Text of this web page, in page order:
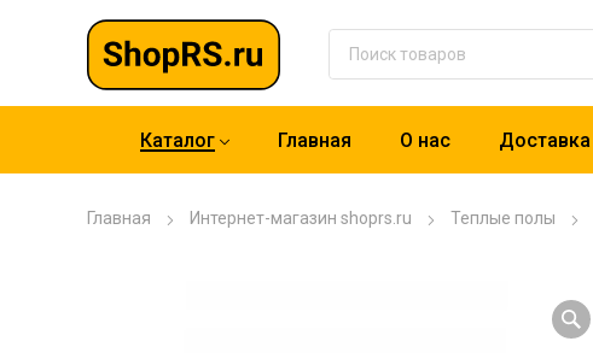
Каталог Главная О нас
Главная Интернет-магазин shoprs.ru Теплые полы